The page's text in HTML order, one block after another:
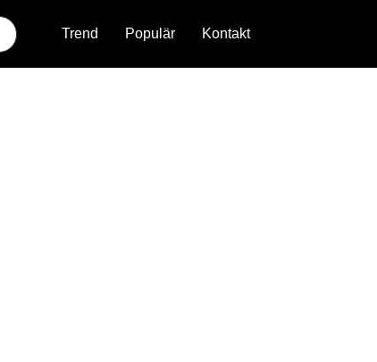
Trend Populär Kontakt